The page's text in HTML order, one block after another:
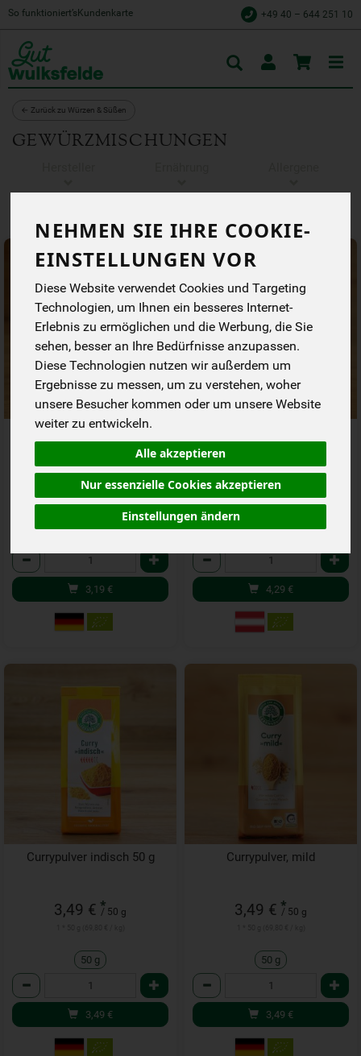
NEHMEN SIE IHRE COOKIE-
EINSTELLUNGEN VOR
Diese Website verwendet Cookies und Targeting
Technologien, um Ihnen ein besseres Internet-
Erlebnis zu ermöglichen und die Werbung, die Sie
sehen, besser an Ihre Bedürfnisse anzupassen.
Diese Technologien nutzen wir außerdem um
Ergebnisse zu messen, um zu verstehen, woher
unsere Besucher kommen oder um unsere Website
weiter zu entwickeln.
Alle akzeptieren
Nur essenzielle Cookies akzeptieren
Einstellungen ändern
So funktioniert’s Kundenkarte +49 40 – 644 251 10
← Zurück zu Würzen & Süßen
GEWÜRZMISCHUNGEN
5 Gewürze China-Küche
3,19 €*
/ 40 g
1 * 40 g (79,75 € / kg)
Anzahl
3,19 €
Gewürzzubereitung
4,29 €*
/ 80 g
1 * 80 g (53,63 € / 1 kg)
Anzahl
4,29 €
Currypulver indisch 50 g
3,49 € *
/ 50 g
50 g
Anzahl
3,49 €
Currypulver, mild
3,49 € *
/ 50 g
50 g
Anzahl
3,49 €
Toggle
cart